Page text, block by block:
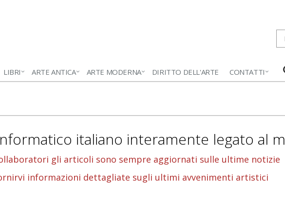
LIBRI ARTE ANTICA ARTE MODERNA DIRITTO DELL'ARTE CONTATTI
italiano interamente legato al
gli articoli sono sempre aggiornati sulle ultime notizie
informazioni dettagliate sugli ultimi avvenimenti artistici